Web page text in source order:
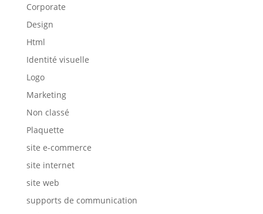
Corporate
Design
Html
Identité visuelle
Logo
Marketing
Non classé
Plaquette
site e-commerce
site internet
site web
supports de communication